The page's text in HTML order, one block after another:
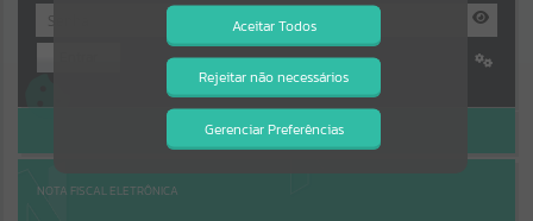
Por favor, aguarde...
Cadastre-se|Recuperar Senha
ACESSAR SEM LOGIN
NOTA FISCAL ELETRÔNICA
Aceitar Todos
Rejeitar não necessários
Gerenciar Preferências
Isto significa que diversos recursos
providenciados poderão não estar